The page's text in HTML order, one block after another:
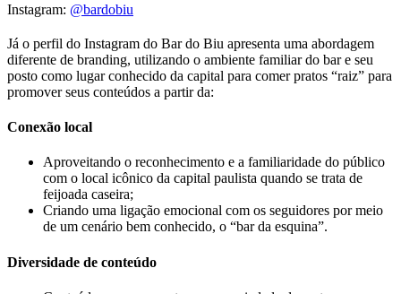
Instagram: @bardobiu
Já o perfil do Instagram do Bar do Biu apresenta uma abordagem
diferente de branding, utilizando o ambiente familiar do bar e seu
posto como lugar conhecido da capital para comer pratos “raiz” para
promover seus conteúdos a partir da:
Conexão local
Aproveitando o reconhecimento e a familiaridade do público
com o local icônico da capital paulista quando se trata de
feijoada caseira;
Criando uma ligação emocional com os seguidores por meio
de um cenário bem conhecido, o “bar da esquina”.
Diversidade de conteúdo